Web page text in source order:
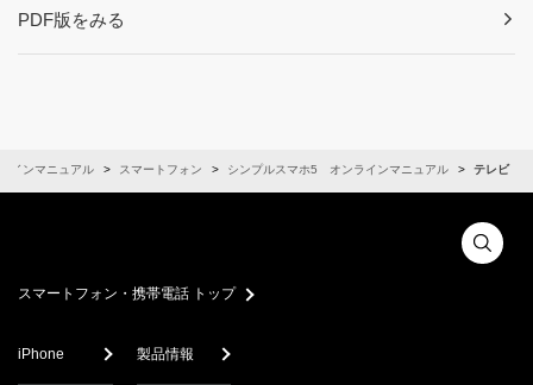
PDF版をみる
インマニュアル スマートフォン シンプルスマホ5 オンラインマニュアル テレビ
スマートフォン・携帯電話 トップ
iPhone 製品情報